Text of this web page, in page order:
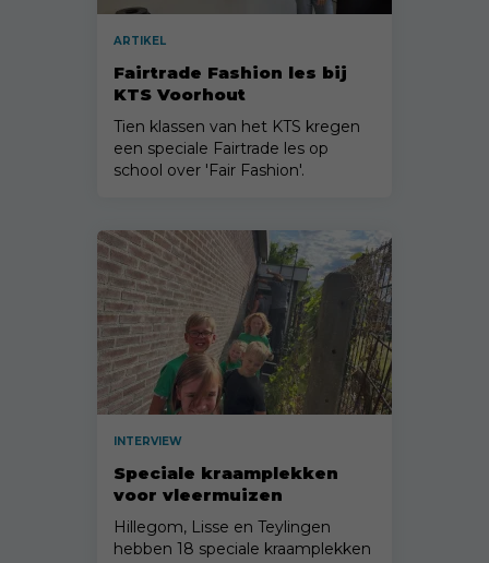
ARTIKEL
Fairtrade Fashion les bij
KTS Voorhout
Tien klassen van het KTS kregen
een speciale Fairtrade les op
school over 'Fair Fashion'.
INTERVIEW
Speciale kraamplekken
voor vleermuizen
Hillegom, Lisse en Teylingen
hebben 18 speciale kraamplekken